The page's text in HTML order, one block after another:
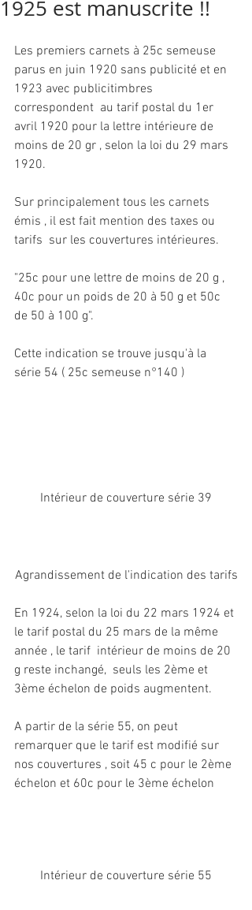
1925 est manuscrite !!
Les premiers carnets à 25c semeuse
parus en juin 1920 sans publicité et en
1923 avec publicitimbres
correspondent  au tarif postal du 1er
avril 1920 pour la lettre intérieure de
moins de 20 gr , selon la loi du 29 mars
1920.
Sur principalement tous les carnets
émis , il est fait mention des taxes ou
tarifs  sur les couvertures intérieures.
"25c pour une lettre de moins de 20 g ,
40c pour un poids de 20 à 50 g et 50c
de 50 à 100 g".
Cette indication se trouve jusqu'à la
série 54 ( 25c semeuse n°140 )
Intérieur de couverture série 39
Agrandissement de l'indication des tarifs
En 1924, selon la loi du 22 mars 1924 et
le tarif postal du 25 mars de la même
année , le tarif  intérieur de moins de 20
g reste inchangé,  seuls les 2ème et
3ème échelon de poids augmentent.
A partir de la série 55, on peut
remarquer que le tarif est modifié sur
nos couvertures , soit 45 c pour le 2ème
échelon et 60c pour le 3ème échelon
Intérieur de couverture série 55